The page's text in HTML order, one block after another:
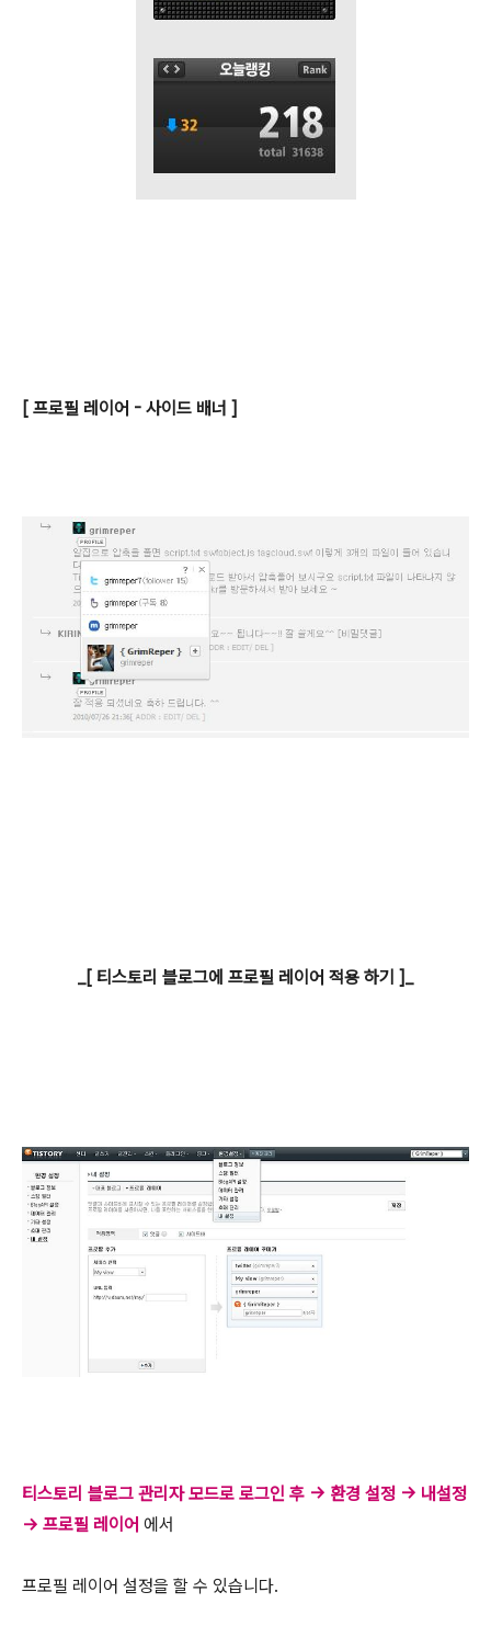
[ 프로필 레이어 - 사이드 배너 ]
_[ 티스토리 블로그에 프로필 레이어 적용 하기 ]_
티스토리 블로그 관리자 모드로 로그인 후 -> 환경 설정 -> 내설정
-> 프로필 레이어 에서
프로필 레이어 설정을 할 수 있습니다.